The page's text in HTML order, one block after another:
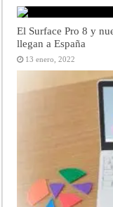
El Surface Pro 8 y
llegan a España
13 enero, 2022